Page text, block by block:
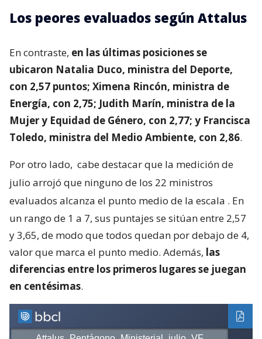
Los peores evaluados según Attalus
En contraste, en las últimas posiciones se
ubicaron Natalia Duco, ministra del Deporte,
con 2,57 puntos; Ximena Rincón, ministra de
Energía, con 2,75; Judith Marín, ministra de la
Mujer y Equidad de Género, con 2,77; y Francisca
Toledo, ministra del Medio Ambiente, con 2,86.
Por otro lado, cabe destacar que la medición de
julio arrojó que ninguno de los 22 ministros
evaluados alcanza el punto medio de la escala . En
un rango de 1 a 7, sus puntajes se sitúan entre 2,57
y 3,65, de modo que todos quedan por debajo de 4,
valor que marca el punto medio. Además, las
diferencias entre los primeros lugares se juegan
en centésimas.